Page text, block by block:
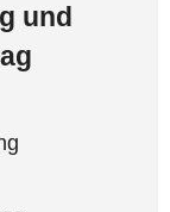
und